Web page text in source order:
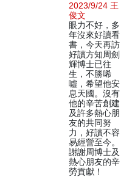
2023/9/24 王
俊文
眼力不好，多
年沒來好讀看
書，今天再訪
好讀方知周劍
輝博士已往
生，不勝唏
噓，希望他安
息天國。沒有
他的辛苦創建
及許多熱心朋
友的共同努
力，好讀不容
易經營至今。
謝謝周博士及
熱心朋友的辛
勞貢獻！